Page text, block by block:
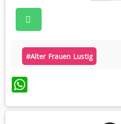
#alter Frauen Lustig
WhatsApp